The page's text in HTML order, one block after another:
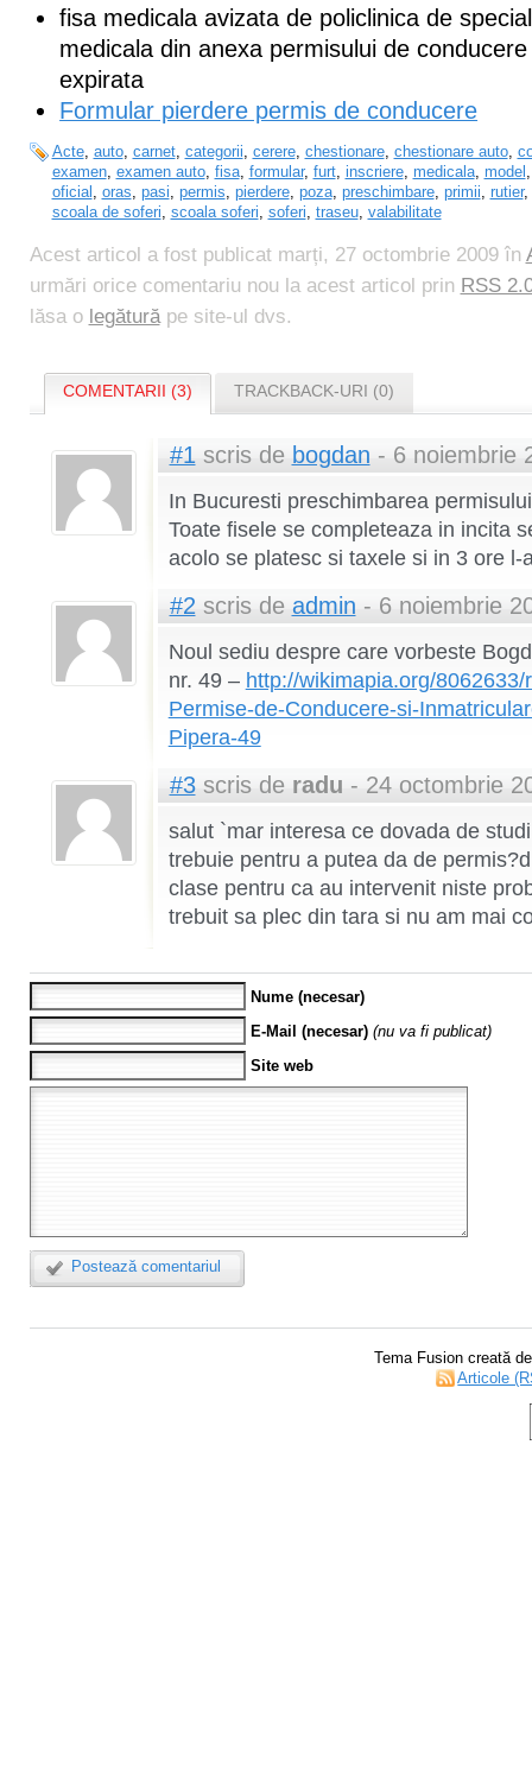
fisa medicala avizata de policlinica de
medicala din anexa permisului de
expirata
Formular pierdere permis de conducere
Acte, auto, carnet, categorii cerere, chestionare, chestionare auto,
examen, examen auto, fisa, formular, furt, inscriere, medicala, model
oficial
oras pasi permis pierdere, poza, preschimbare, primii rutier,
scoala de soferi scoala soferi soferi traseu, valabilitate
Acest articol a fost publicat marți, 27 octombrie 2009 în
urmări orice comentariu nou la acest articol prin RSS
lăsa o legăturăpe site-ul dvs.
COMENTARII (3) TRACKBACK-URI (0)
#1scris de bogdan - 6 noiembrie
In Bucuresti preschimbarea
Toate fisele se completeaza in incita
acolo se platesc si taxele si in 3 ore
#2scris de admin - 6 noiembrie
Noul sediu despre care vorbeste
nr. 49 – http://wikimapia.org/
Permise-de-Conducere-si-
Pipera-49
#3scris de radu - 24 octombrie
salut `mar interesa ce dovada de
trebuie pentru a putea da de
clase pentru ca au intervenit niste
trebuit sa plec din tara si nu am mai
Nume (necesar)
E-Mail (necesar) (nu va fi publicat)
Site web
Postează comentariul
Tema Fusion creată
Articole